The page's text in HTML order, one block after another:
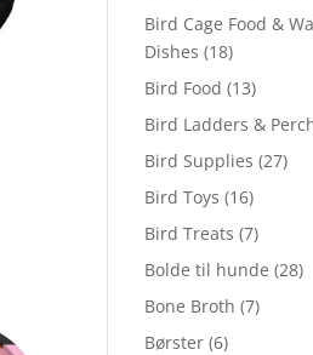
Bird Cage Food &
Dishes (18)
Bird Food (13)
Bird Ladders &
Bird Supplies (27)
Bird Toys (16)
Bird Treats (7)
Bolde til hunde (28)
Bone Broth (7)
Børster (6)